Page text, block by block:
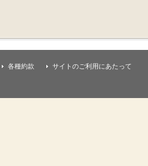
各種約款 サイトのご利用にあたって